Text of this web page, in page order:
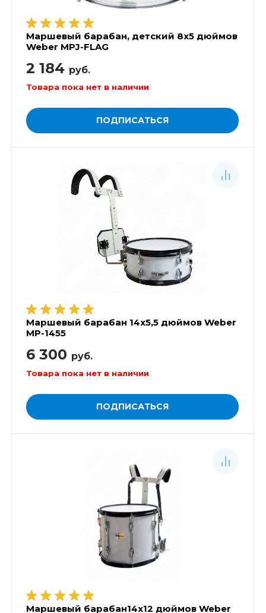
Маршевый барабан, детский 8х5 дюймов
Weber MPJ-FLAG
2 184 руб.
Товара пока нет в наличии
ПОДПИСАТЬСЯ
Маршевый барабан 14х5,5 дюймов Weber
MP-1455
6 300 руб.
Товара пока нет в наличии
ПОДПИСАТЬСЯ
Маршевый барабан14х12 дюймов Weber